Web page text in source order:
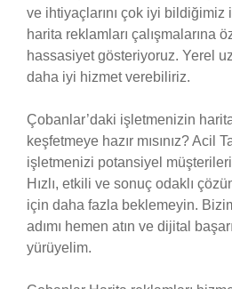
ve ihtiyaçlarını çok iyi
harita reklamları çalışmalarına
hassasiyet gösteriyoruz. Yerel
daha iyi hizmet verebiliriz.
Çobanlar’daki işletmenizin
keşfetmeye hazır mısınız? Acil
işletmenizi potansiyel
Hızlı, etkili ve sonuç odaklı
için daha fazla beklemeyin.
adımı hemen atın ve dijital
yürüyelim.